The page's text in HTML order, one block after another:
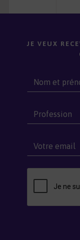
JE VEUX